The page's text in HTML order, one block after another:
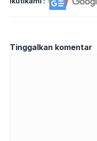
Tinggalkan komentar